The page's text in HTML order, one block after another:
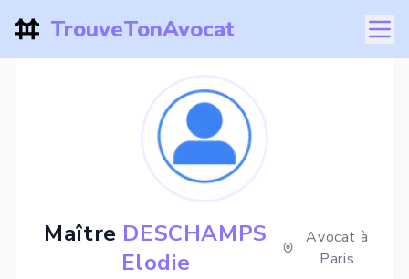
TrouveTonAvocat
Maître DESCHAMPS
Elodie
Avocat à
Paris